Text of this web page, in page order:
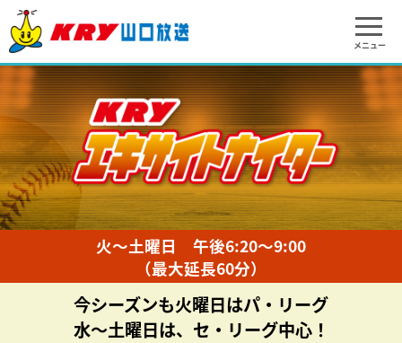
メニュー
火～土曜日 午後6:20～9:00
（最大延長60分）
今シーズンも火曜日はパ・リーグ
水～土曜日は、セ・リーグ中心！